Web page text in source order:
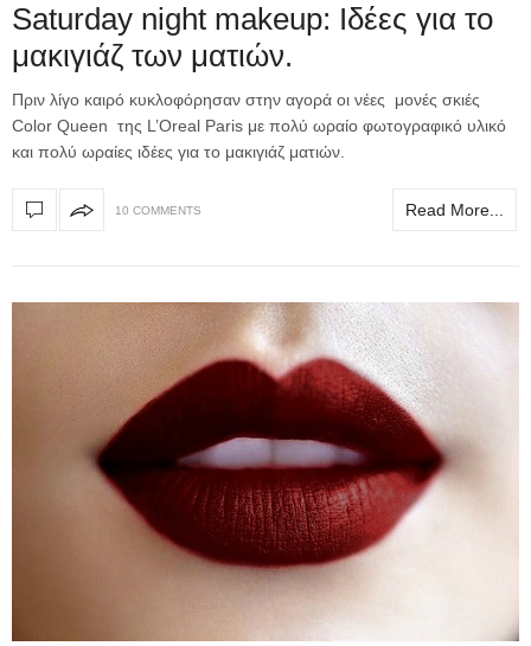
Saturday night makeup: Ιδέες για το
μακιγιάζ των ματιών.
Πριν λίγο καιρό κυκλοφόρησαν στην αγορά οι νέες μονές σκιές
Color Queen της L’Oreal Paris με πολύ ωραίο φωτογραφικό υλικό
και πολύ ωραίες ιδέες για το μακιγιάζ ματιών.
10 COMMENTS Read More...